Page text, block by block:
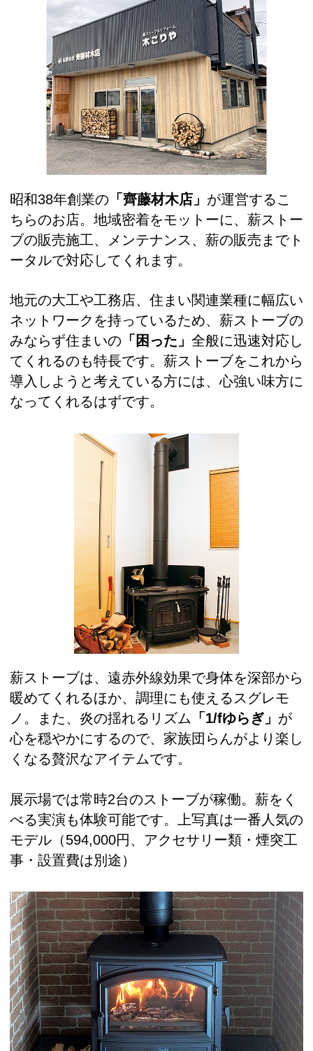
昭和38年創業の 「齊藤材木店」 が運営するこ
ちらのお店。地域密着をモットーに、薪ストー
ブの販売施工、メンテナンス、薪の販売までト
ータルで対応してくれます。
地元の大工や工務店、住まい関連業種に幅広い
ネットワークを持っているため、薪ストーブの
みならず住まいの 「困った」 全般に迅速対応し
てくれるのも特長です。薪ストーブをこれから
導入しようと考えている方には、心強い味方に
なってくれるはずです。
薪ストーブは、遠赤外線効果で身体を深部から
暖めてくれるほか、調理にも使えるスグレモ
ノ。また、炎の揺れるリズム 「1/fゆらぎ」 が
心を穏やかにするので、家族団らんがより楽し
くなる贅沢なアイテムです。
展示場では常時2台のストーブが稼働。薪をく
べる実演も体験可能です。上写真は一番人気の
モデル（594,000円、アクセサリー類・煙突工
事・設置費は別途）